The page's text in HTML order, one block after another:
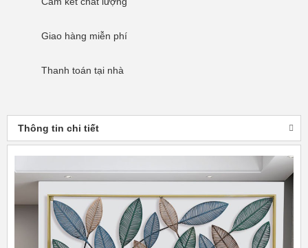
Giao hàng miễn phí
Thanh toán tại nhà
Thông tin chi tiết